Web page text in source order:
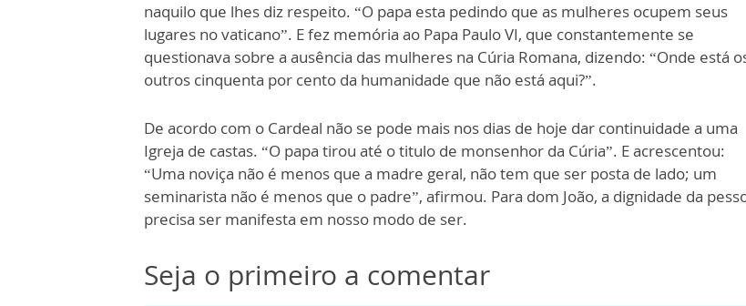
naquilo que lhes diz respeito. “O papa esta pedindo que as mulheres ocupem seus
lugares no vaticano”. E fez memória ao Papa Paulo VI, que constantemente se
questionava sobre a ausência das mulheres na Cúria Romana, dizendo: “Onde está
outros cinquenta por cento da humanidade que não está aqui?”.
De acordo com o Cardeal não se pode mais nos dias de hoje dar continuidade a uma
Igreja de castas. “O papa tirou até o titulo de monsenhor da Cúria”. E acrescentou:
“Uma noviça não é menos que a madre geral, não tem que ser posta de lado; um
seminarista não é menos que o padre”, afirmou. Para dom João, a dignidade da
precisa ser manifesta em nosso modo de ser.
Seja o primeiro a comentar